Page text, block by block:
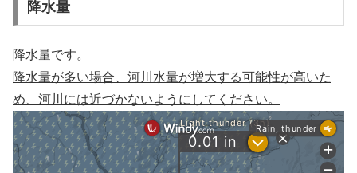
降水量
降水量です。
降水量が多い場合、河川水量が増大する可能性が高いた
め、河川には近づかないようにしてください。